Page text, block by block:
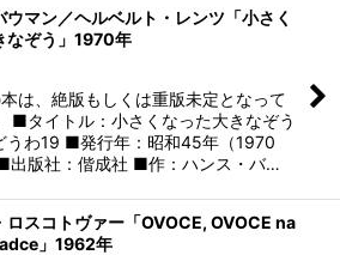
ウマン／ヘルベルト・レンツ「小さく
なぞう」1970年
は、絶版もしくは重版未定となって
■タイトル：小さくなった大きなぞう
うわ19 ■発行年：昭和45年（1970
出版社：偕成社 ■作：ハンス・バ…
ロスコトヴァー「OVOCE, OVOCE na
」1962年